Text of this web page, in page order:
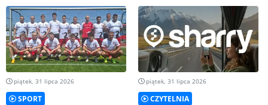
piątek, 31 lipca 2026
SPORT
piątek, 31 lipca 2026
CZYTELNIA